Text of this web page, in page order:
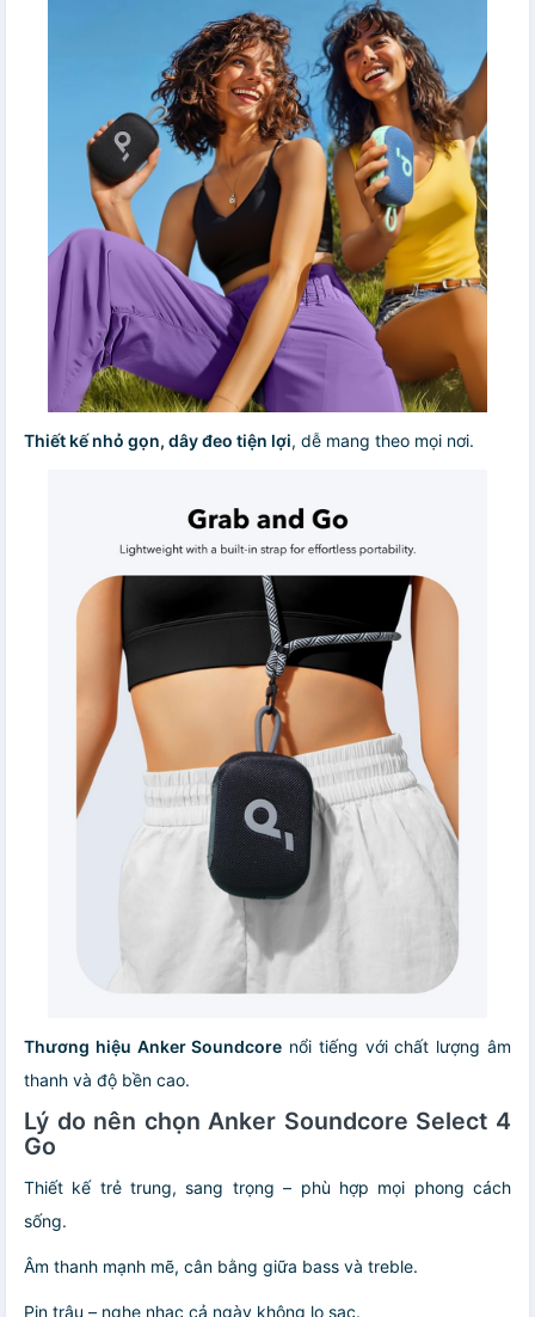
Thiết kế nhỏ gọn, dây đeo tiện lợi, dễ mang theo mọi nơi.
Thương hiệu Anker Soundcore nổi tiếng với chất lượng âm
thanh và độ bền cao.
Lý do nên chọn Anker Soundcore Select 4
Go
Thiết kế trẻ trung, sang trọng – phù hợp mọi phong cách
sống.
Âm thanh mạnh mẽ, cân bằng giữa bass và treble.
Pin trâu – nghe nhạc cả ngày không lo sạc.